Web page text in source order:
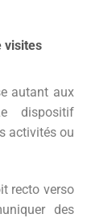
visites
autant aux
dispositif
activités ou
recto verso
des